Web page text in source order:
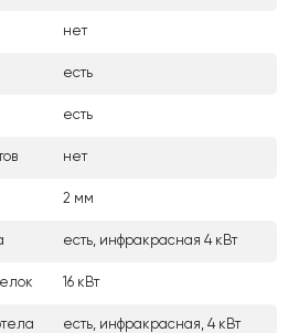
нет
есть
есть
нет
2 мм
есть, инфракрасная 4 кВт
16 кВт
есть, инфракрасная, 4 кВт